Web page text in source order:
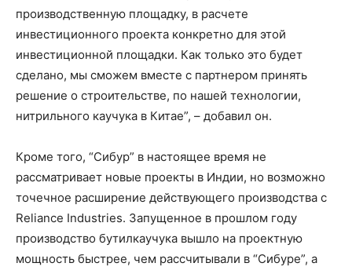
производственную площадку, в расчете
инвестиционного проекта конкретно для этой
инвестиционной площадки. Как только это будет
сделано, мы сможем вместе с партнером принять
решение о строительстве, по нашей технологии,
нитрильного каучука в Китае”, – добавил он.
Кроме того, “Сибур” в настоящее время не
рассматривает новые проекты в Индии, но возможно
точечное расширение действующего производства с
Reliance Industries. Запущенное в прошлом году
производство бутилкаучука вышло на проектную
мощность быстрее, чем рассчитывали в “Сибуре”, а